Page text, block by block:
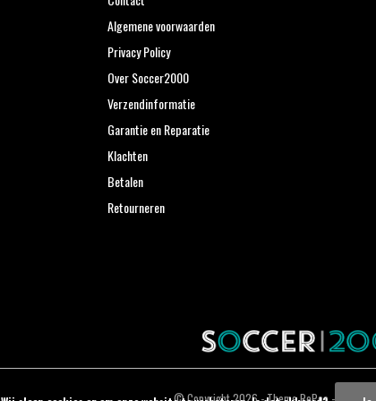
Algemene voorwaarden
Privacy Policy
Over Soccer2000
Verzendinformatie
Garantie en Reparatie
Klachten
Betalen
Retourneren